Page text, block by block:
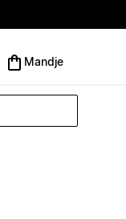
Mandje